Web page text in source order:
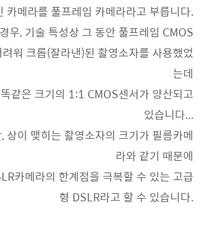
메라를 풀프레임 카메라라고 부릅니다.
우, 기술 특성상 그 동안 풀프레임 CMOS
워 크롭(잘라낸)된 촬영소자를 사용했었
는데
같은 크기의 1:1 CMOS센서가 양산되고
있습니다...
상이 맺히는 촬영소자의 크기가 필름카메
라와 같기 때문에
카메라의 한계점을 극복할 수 있는 고급
형 DSLR라고 할 수 있습니다.